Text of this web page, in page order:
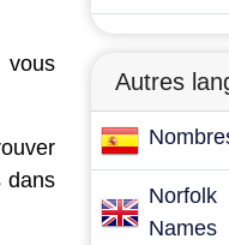
vous
dans
Autres
Names